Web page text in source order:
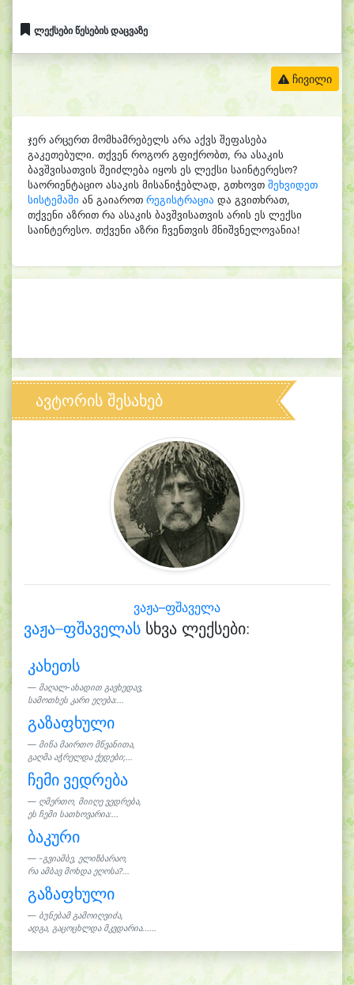
ლექსები წესების დაცვაზე
ჩივილი
ჯერ არცერთ მომხამრებელს არა აქვს შეფასება
გაკეთებული. თქვენ როგორ გფიქრობთ, რა ასაკის
ბავშვისათვის შეიძლება იყოს ეს ლექსი საინტერესო?
საორიენტაციო ასაკის მისანიჭებლად, გთხოვთ შეხვიდეთ
სისტემაში ან გაიაროთ რეგისტრაცია და გვითხრათ,
თქვენი აზრით რა ასაკის ბავშვისათვის არის ეს ლექსი
საინტერესო. თქვენი აზრი ჩვენთვის მნიშვნელოვანია!
ავტორის შესახებ
ვაჟა–ფშაველა
ვაჟა–ფშაველას სხვა ლექსები:
კახეთს
მაღალ-ახადით გავხედავ,
სამოთხეს კარი ეღება:...
გაზაფხული
მიწა მაირთო მწვანითა,
გაღმა აჭრელდა ქედები;...
ჩემი ვედრება
ღმერთო, მიიღე ვედრება,
ეს ჩემი სათხოვარია:...
ბაკური
-გვიამბე, ელიზბარაო,
რა ამბავ მოხდა ეღოსა?...
გაზაფხული
ბუნებამ გამოიღვიძა,
ადგა, გაცოცხლდა მკვდარია......